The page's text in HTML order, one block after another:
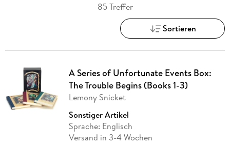
85 Treffer
Sortieren
A Series of Unfortunate Events Box:
The Trouble Begins (Books 1-3)
Lemony Snicket
Sonstiger Artikel
Sprache: Englisch
Versand in 3-4 Wochen